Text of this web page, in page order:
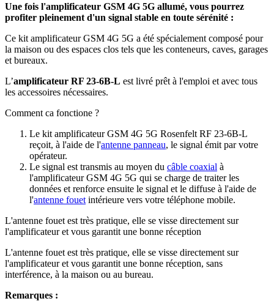
Une fois l'amplificateur GSM 4G 5G allumé, vous pourrez
profiter pleinement d'un signal stable en toute sérénité :
Ce kit amplificateur GSM 4G 5G a été spécialement composé pour
la maison ou des espaces clos tels que les conteneurs, caves, garages
et bureaux.
L’amplificateur RF 23-6B-L est livré prêt à l'emploi et avec tous
les accessoires nécessaires.
Comment ca fonctione ?
Le kit amplificateur GSM 4G 5G Rosenfelt RF 23-6B-L
reçoit, à l'aide de l'antenne panneau, le signal émit par votre
opérateur.
Le signal est transmis au moyen du câble coaxial à
l'amplificateur GSM 4G 5G qui se charge de traiter les
données et renforce ensuite le signal et le diffuse à l'aide de
l'antenne fouet intérieure vers votre téléphone mobile.
L'antenne fouet est très pratique, elle se visse directement sur
l'amplificateur et vous garantit une bonne réception
L'antenne fouet est très pratique, elle se visse directement sur
l'amplificateur et vous garantit une bonne réception, sans
interférence, à la maison ou au bureau.
Remarques :